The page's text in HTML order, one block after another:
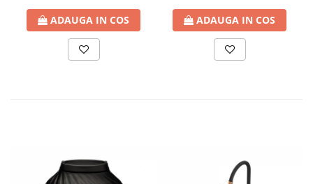
ADAUGA IN COS ADAUGA IN COS